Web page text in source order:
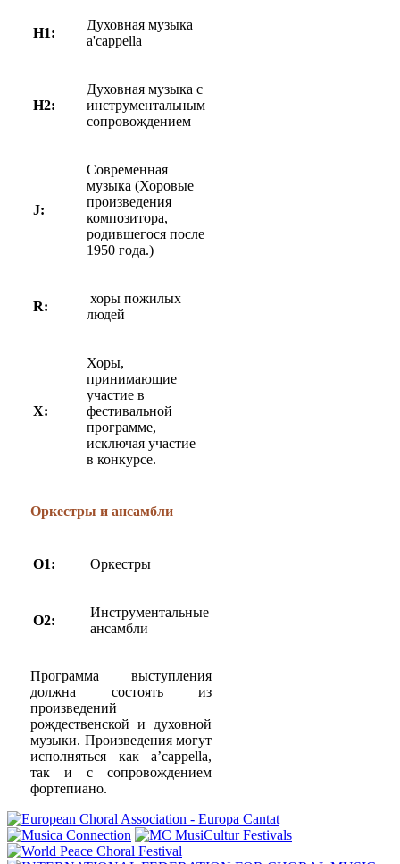
H1:
Духовная музыка
a'cappella
H2:
Духовная музыка с
инструментальным
сопровождением
J:
Современная
музыка (Хоровые
произведения
композитора,
родившегося после
1950 года.)
R:
хоры пожилых
людей
X:
Хоры,
принимающие
участие в
фестивальной
программе,
исключая участие
в конкурсе.
Оркестры и ансамбли
O1: Оркестры
O2:
Инструментальные
ансамбли
Программа выступления
должна состоять из
произведений
рождественской и духовной
музыки. Произведения могут
исполняться как a’cappella,
так и с сопровождением
фортепиано.